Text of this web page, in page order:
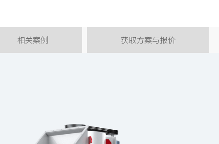
相关案例 获取方案与报价